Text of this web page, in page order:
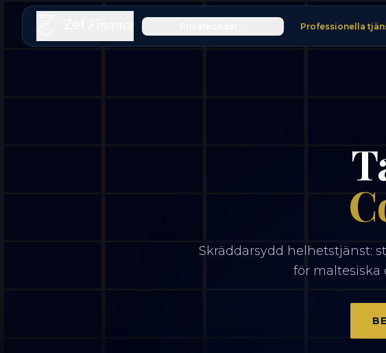
Professionella
Skräddarsydd helhetstjänst:
för maltesiska